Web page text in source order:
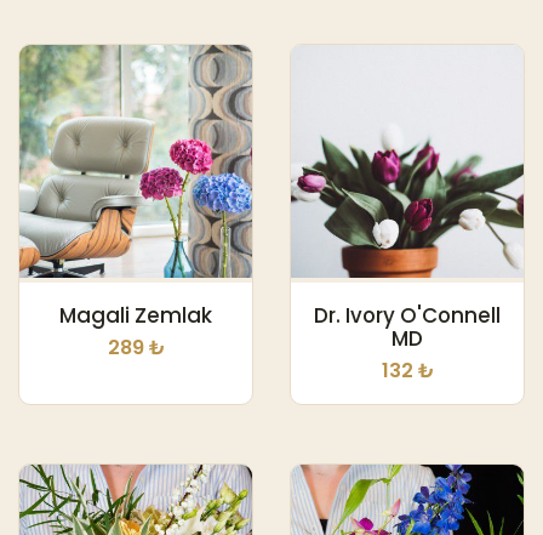
Magali Zemlak
289 ₺
Dr. Ivory O'Connell
MD
132 ₺